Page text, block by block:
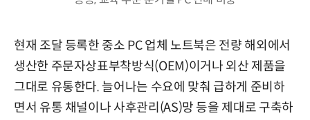
현재 조달 등록한 중소 PC 업체 노트북은 전량 해외에서
생산한 주문자상표부착방식(OEM)이거나 외산 제품을
그대로 유통한다. 늘어나는 수요에 맞춰 급하게 준비하
면서 유통 채널이나 사후관리(AS)망 등을 제대로 구축하